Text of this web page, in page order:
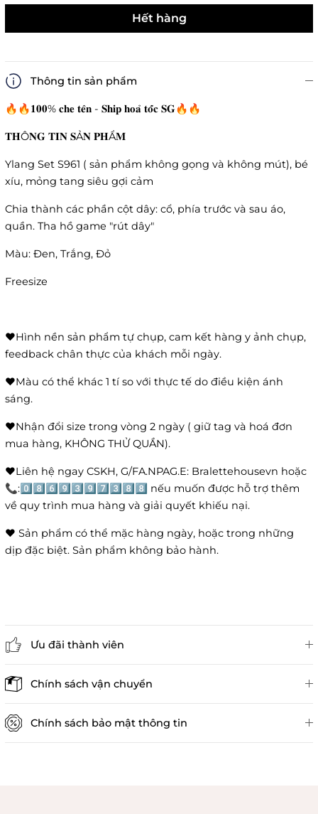
Hết hàng
Thông tin sản phẩm
🔥🔥𝟏𝟎𝟎% 𝐜𝐡𝐞 𝐭𝐞̂𝐧 - 𝐒𝐡𝐢𝐩 𝐡𝐨𝐚̉ 𝐭𝐨̂́𝐜 𝐒𝐆🔥🔥
𝐓𝐇Ô𝐍𝐆 𝐓𝐈𝐍 𝐒Ả𝐍 𝐏𝐇Ẩ𝐌
Ylang Set S961 ( sản phẩm không gọng và không mút), bé
xíu, mỏng tang siêu gợi cảm
Chia thành các phần cột dây: cổ, phía trước và sau áo,
quần. Tha hồ game "rút dây"
Màu: Đen, Trắng, Đỏ
Freesize
❤️Hình nền sản phẩm tự chụp, cam kết hàng y ảnh chụp,
feedback chân thực của khách mỗi ngày.
❤️Màu có thể khác 1 tí so với thực tế do điều kiện ánh
sáng.
❤️Nhận đổi size trong vòng 2 ngày ( giữ tag và hoá đơn
mua hàng, KHÔNG THỬ QUẦN).
❤️Liên hệ ngay CSKH, G/FA.NPAG.E: Bralettehousevn hoặc
📞:0️⃣8️⃣6️⃣9️⃣3️⃣9️⃣7️⃣3️⃣8️⃣8️⃣ nếu muốn được hỗ trợ thêm
về quy trình mua hàng và giải quyết khiếu nại.
❤️ Sản phẩm có thể mặc hàng ngày, hoặc trong những
dịp đặc biệt. Sản phẩm không bảo hành.
Ưu đãi thành viên
Chính sách vận chuyển
Chính sách bảo mật thông tin